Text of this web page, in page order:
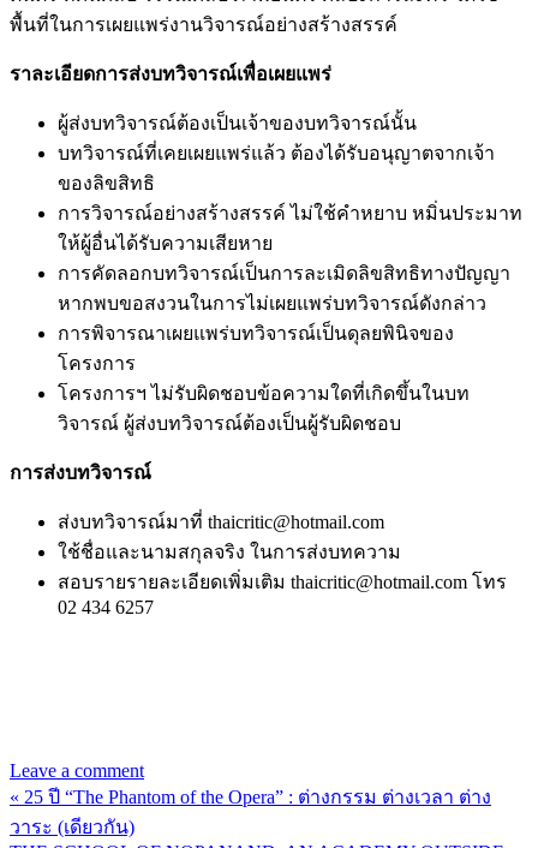
พื้นที่ในการเผยแพร่งานวิจารณ์อย่างสร้างสรรค์
ราละเอียดการส่งบทวิจารณ์เพื่อเผยแพร่
ผู้ส่งบทวิจารณ์ต้องเป็นเจ้าของบทวิจารณ์นั้น
บทวิจารณ์ที่เคยเผยแพร่แล้ว ต้องได้รับอนุญาตจากเจ้า
ของลิขสิทธิ
การวิจารณ์อย่างสร้างสรรค์ ไม่ใช้คำหยาบ หมิ่นประมาท
ให้ผู้อื่นได้รับความเสียหาย
การคัดลอกบทวิจารณ์เป็นการละเมิดลิขสิทธิทางปัญญา
หากพบขอสงวนในการไม่เผยแพร่บทวิจารณ์ดังกล่าว
การพิจารณาเผยแพร่บทวิจารณ์เป็นดุลยพินิจของ
โครงการ
โครงการฯ ไม่รับผิดชอบข้อความใดที่เกิดขึ้นในบท
วิจารณ์ ผู้ส่งบทวิจารณ์ต้องเป็นผู้รับผิดชอบ
การส่งบทวิจารณ์
ส่งบทวิจารณ์มาที่ thaicritic@hotmail.com
ใช้ชื่อและนามสกุลจริง ในการส่งบทความ
สอบรายรายละเอียดเพิ่มเติม thaicritic@hotmail.com โทร
02 434 6257
Leave a comment
แนะแนว
« 25 ปี “The Phantom of the Opera” : ต่างกรรม ต่างเวลา ต่าง
วาระ (เดียวกัน)